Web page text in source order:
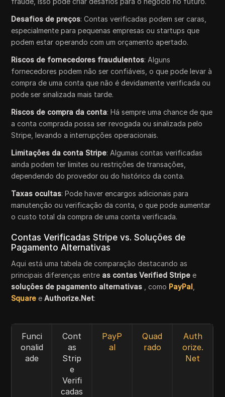
Desafios de preços: Contas verificadas podem ser caras,
especialmente para pequenas empresas ou startups que
podem estar operando com um orçamento apertado.
Riscos de fornecedores fraudulentos: Alguns
fornecedores podem não ser confiáveis, o que pode levar à
compra de uma conta que não é devidamente verificada ou
pode ser sinalizada mais tarde.
Riscos de compra da conta: Há sempre uma chance de que
a conta comprada possa ser revogada ou sinalizada pelo
Stripe, levando a interrupções operacionais.
Limitações da conta Stripe: Algumas contas verificadas
ainda podem ter limites ou restrições de transações,
dependendo do provedor ou do histórico da conta.
Taxas ocultas: Pode haver encargos adicionais para
manutenção ou verificação da conta, o que pode aumentar
o custo total da compra de uma conta verificada.
Contas Verificadas Stripe vs. Soluções de
Pagamento Alternativas
Aqui está uma tabela de comparação destacando as
principais diferenças entre as contas Verified Stripe e
soluções de pagamento alternativas , como PayPal
Square eAuthorize.Net:
Funci
onalid
ade
Cont
as
Strip
e
Verifi
cadas
PayP
al
Quad
rado
Auth
orize.
Net